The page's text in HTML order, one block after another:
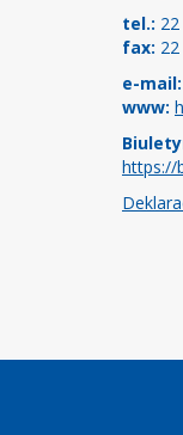
tel.:
fax:
e-mail:
www:
https://